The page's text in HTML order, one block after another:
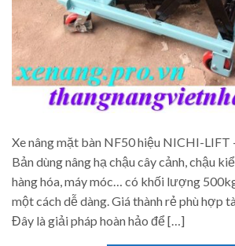
Xe nâng mặt bàn NF50 hiệu NICHI-LIFT
Bản dùng nâng hạ chậu cây cảnh, chậu
hàng hóa, máy móc… có khối lượng
một cách dễ dàng. Giá thành rẻ phù hợp
Đây là giải pháp hoàn hảo để […]